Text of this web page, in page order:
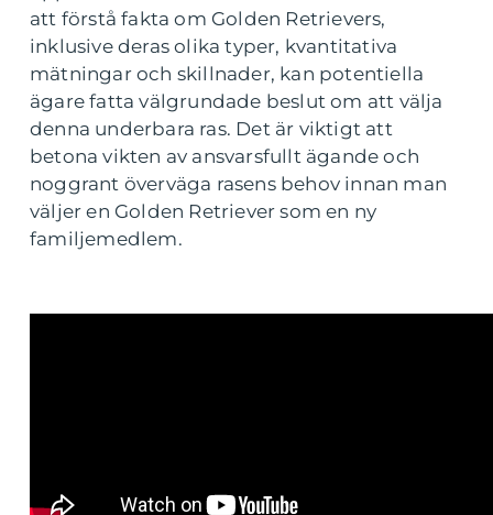
att förstå fakta om Golden Retrievers,
inklusive deras olika typer, kvantitativa
mätningar och skillnader, kan potentiella
ägare fatta välgrundade beslut om att välja
denna underbara ras. Det är viktigt att
betona vikten av ansvarsfullt ägande och
noggrant överväga rasens behov innan man
väljer en Golden Retriever som en ny
familjemedlem.